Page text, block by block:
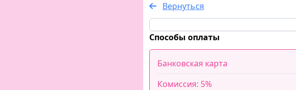
Вернуться
Способы оплаты
Банковская карта
Комиссия: 5%